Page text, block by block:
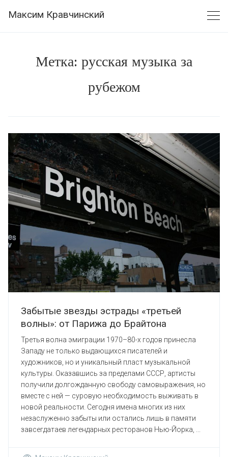
Максим Кравчинский
Метка: русская музыка за
рубежом
Забытые звезды эстрады «третьей
волны»: от Парижа до Брайтона
Третья волна эмиграции 1970–80-х годов принесла
Западу не только выдающихся писателей и
художников, но и уникальный пласт музыкальной
культуры. Оказавшись за пределами СССР, артисты
получили долгожданную свободу самовыражения, но
вместе с ней — суровую необходимость выживать в
новой реальности. Сегодня имена многих из них
незаслуженно забыты или остались лишь в памяти
завсегдатаев легендарных ресторанов Нью-Йорка, ...